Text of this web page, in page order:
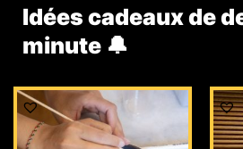
Idées cadeaux de
minute 🔔